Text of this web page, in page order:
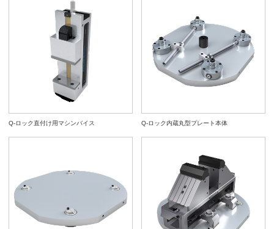
Q-ロック直付け用マシンバイス Q-ロック内蔵丸型プレート本体